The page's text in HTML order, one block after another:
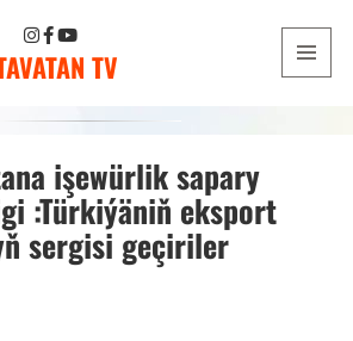
TV
işewürlik sapary
:Türkiýäniň eksport
sergisi geçiriler